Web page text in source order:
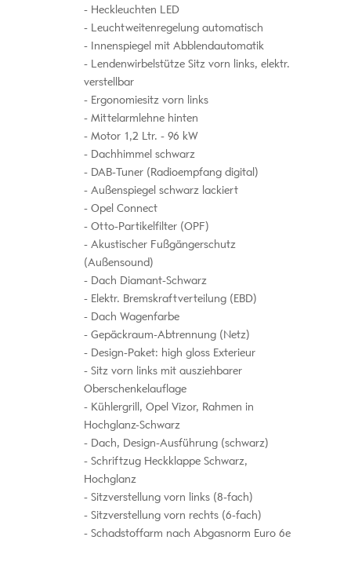
Heckleuchten LED
Leuchtweitenregelung automatisch
Innenspiegel mit Abblendautomatik
Lendenwirbelstütze Sitz vorn links, elektr.
verstellbar
Ergonomiesitz vorn links
Mittelarmlehne hinten
Motor 1,2 Ltr. - 96 kW
Dachhimmel schwarz
DAB-Tuner (Radioempfang digital)
Außenspiegel schwarz lackiert
Opel Connect
Otto-Partikelfilter (OPF)
Akustischer Fußgängerschutz
(Außensound)
Dach Diamant-Schwarz
Elektr. Bremskraftverteilung (EBD)
Dach Wagenfarbe
Gepäckraum-Abtrennung (Netz)
Design-Paket: high gloss Exterieur
Sitz vorn links mit ausziehbarer
Oberschenkelauflage
Kühlergrill, Opel Vizor, Rahmen in
Hochglanz-Schwarz
Dach, Design-Ausführung (schwarz)
Schriftzug Heckklappe Schwarz,
Hochglanz
Sitzverstellung vorn links (8-fach)
Sitzverstellung vorn rechts (6-fach)
Schadstoffarm nach Abgasnorm Euro 6e